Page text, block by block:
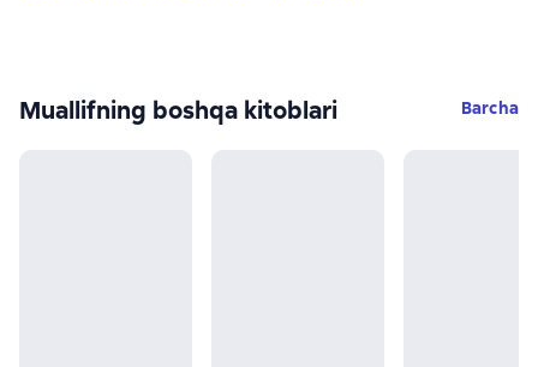
Muallifning boshqa kitoblari Barcha